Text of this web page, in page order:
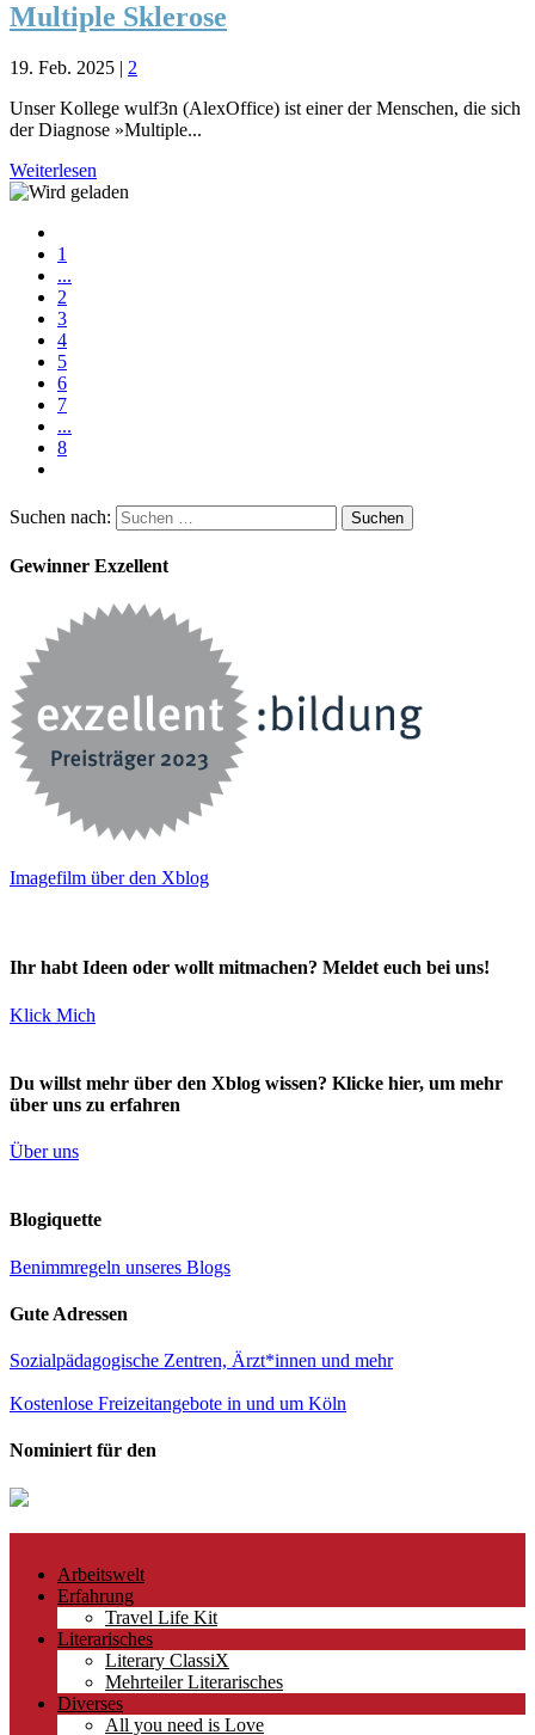
Multiple Sklerose
19. Feb. 2025 | 2
Unser Kollege wulf3n (AlexOffice) ist einer der Menschen, die sich
der Diagnose »Multiple...
Weiterlesen
1
...
2
3
4
5
6
7
...
8
Suchen nach:
Gewinner Exzellent
Imagefilm über den Xblog
Ihr habt Ideen oder wollt mitmachen? Meldet euch bei uns!
Klick Mich
Du willst mehr über den Xblog wissen? Klicke hier, um mehr
über uns zu erfahren
Über uns
Blogiquette
Benimmregeln unseres Blogs
Gute Adressen
Sozialpädagogische Zentren, Ärzt*innen und mehr
Kostenlose Freizeitangebote in und um Köln
Nominiert für den
Arbeitswelt
Erfahrung
Travel Life Kit
Literarisches
Literary ClassiX
Mehrteiler Literarisches
Diverses
All you need is Love